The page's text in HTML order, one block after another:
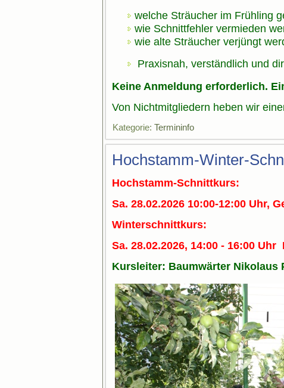
welche Sträucher im Frühling
wie Schnittfehler vermieden
wie alte Sträucher verjüngt
Praxisnah, verständlich und
Keine Anmeldung erforderlich.
Von Nichtmitgliedern heben wir
Kategorie: Termininfo
Hochstamm-Winter-
Hochstamm-Schnittkurs:
Sa. 28.02.2026 10:00-12:00 Uhr,
Winterschnittkurs:
Sa. 28.02.2026, 14:00 - 16:00
Kursleiter: Baumwärter Nikolaus